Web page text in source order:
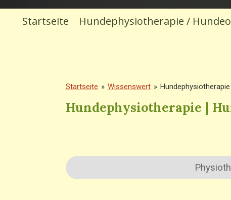
Startseite Hundephysiotherapie /
Startseite » Wissenswert »
Hundephysiotherapie |